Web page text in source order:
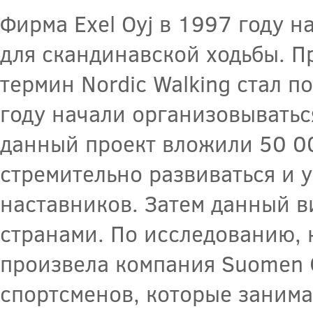
Фирма Exel Oyj в 1997 году
для скандинавской ходьбы.
термин Nordic Walking стал
году начали
данный проект вложили 50
стремительно развиваться
наставников. Затем данный
странами. По исследованию,
произвела компания
спортсменов, которые